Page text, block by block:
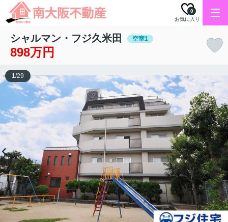
お気に入り
0
シャルマン・フジ久米田 空室1
898万円
1/29